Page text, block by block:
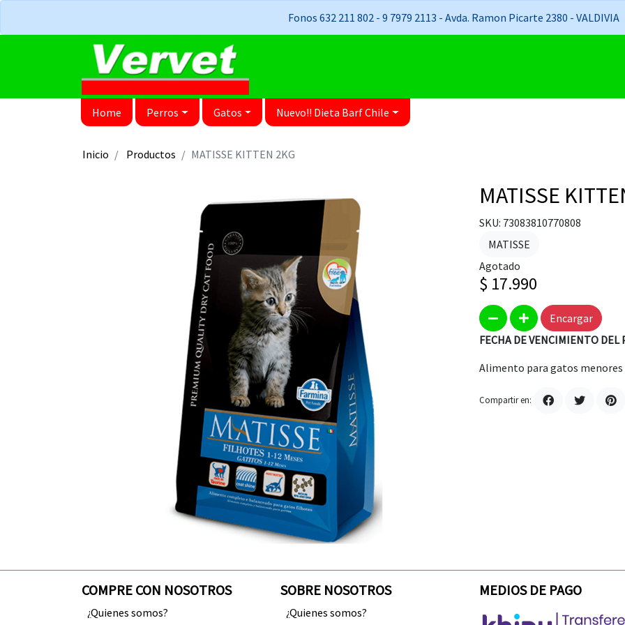
Fonos 632 211 802 - 9 7979 2113 - Avda. Ramon Picarte 2380 - VALDIVIA
Home Perros Gatos Nuevo!! Dieta Barf Chile
Inicio Productos MATISSE KITTEN 2KG
MATISSE
SKU: 73083810770808
MATISSE
Agotado
$ 17.990
Encargar
FECHA DE VENCIMIENTO
Alimento para gatos menores
Compartir en:
COMPRE CON NOSOTROS
¿Quienes somos?
SOBRE NOSOTROS
¿Quienes somos?
MEDIOS DE PAGO